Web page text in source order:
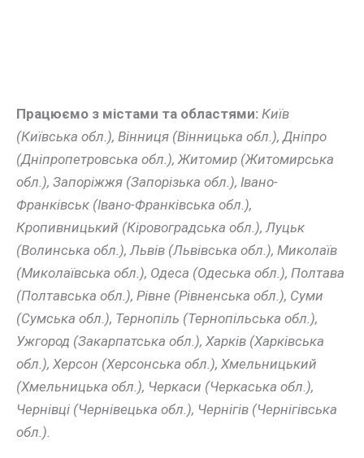
Працюємо з містами та областями: Київ
(Київська обл.), Вінниця (Вінницька обл.), Дніпро
(Дніпропетровська обл.), Житомир (Житомирська
обл.), Запоріжжя (Запорізька обл.), Івано-
Франківськ (Івано-Франківська обл.),
Кропивницький (Кіровоградська обл.), Луцьк
(Волинська обл.), Львів (Львівська обл.), Миколаїв
(Миколаївська обл.), Одеса (Одеська обл.), Полтава
(Полтавська обл.), Рівне (Рівненська обл.), Суми
(Сумська обл.), Тернопіль (Тернопільська обл.),
Ужгород (Закарпатська обл.), Харків (Харківська
обл.), Херсон (Херсонська обл.), Хмельницький
(Хмельницька обл.), Черкаси (Черкаська обл.),
Чернівці (Чернівецька обл.), Чернігів (Чернігівська
обл.).